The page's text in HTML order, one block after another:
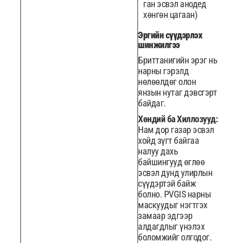
ган эсвэл анодед
хөнгөн цагаан)
Эргийн сүүдэрлэх
шинжилгээ
Бриттанигийн эрэг нь
нарны гэрэлд
нөлөөлдөг олон
янзын нутаг дэвсгэрт
байдаг.
Хөндий ба Хиллозууд:
Нам дор газар эсвэл
хойд зүгт байгаа
налуу дахь
байшингууд өглөө
эсвэл дунд улирлын
сүүдэртэй байж
болно. PVGIS нарны
маскуудыг нэгтгэх
замаар эдгээр
алдагдлыг үнэлэх
боломжийг олгодог.